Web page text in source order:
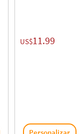
US$11.99